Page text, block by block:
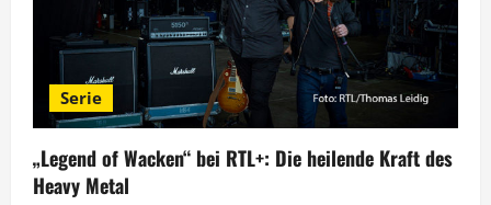
Serie
„Legend of Wacken“ bei RTL+: Die heilende Kraft des
Heavy Metal